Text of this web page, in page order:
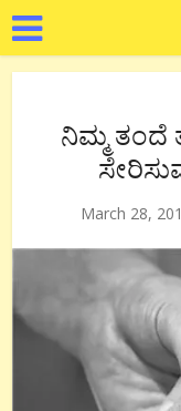
ನಿಮ್ಮ ತಂದೆ
March 28,